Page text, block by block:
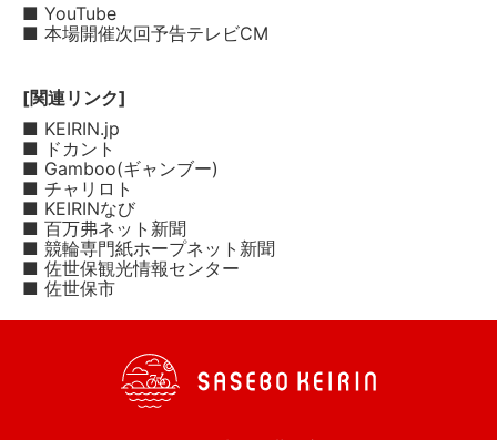
■ YouTube
■ 本場開催次回予告テレビCM
[関連リンク]
■ KEIRIN.jp
■ ドカント
■ Gamboo(ギャンブー)
■ チャリロト
■ KEIRINなび
■ 百万弗ネット新聞
■ 競輪専門紙ホープネット新聞
■ 佐世保観光情報センター
■ 佐世保市